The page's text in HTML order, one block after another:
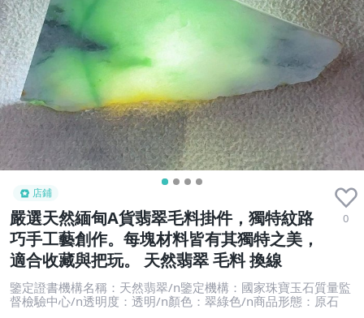
店鋪
嚴選天然緬甸A貨翡翠毛料掛件，獨特紋路
巧手工藝創作。每塊材料皆有其獨特之美，
適合收藏與把玩。 天然翡翠 毛料 換線
0
鑒定證書機構名稱：天然翡翠/n鑒定機構：國家珠寶玉石質量監
督檢驗中心/n透明度：透明/n顏色：翠綠色/n商品形態：原石